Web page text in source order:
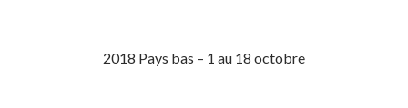
2018 Pays bas – 1 au 18 octobre